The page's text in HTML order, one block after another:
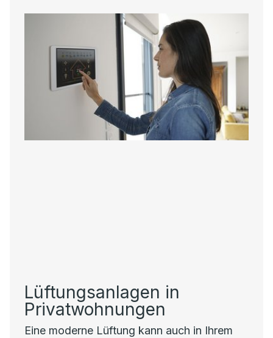
Lüftungsanlagen in
Privatwohnungen
Eine moderne Lüftung kann auch in Ihrem